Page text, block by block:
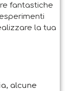
fantastiche
la tua
alcune